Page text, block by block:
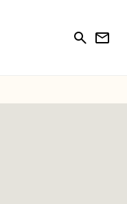
search newsletter